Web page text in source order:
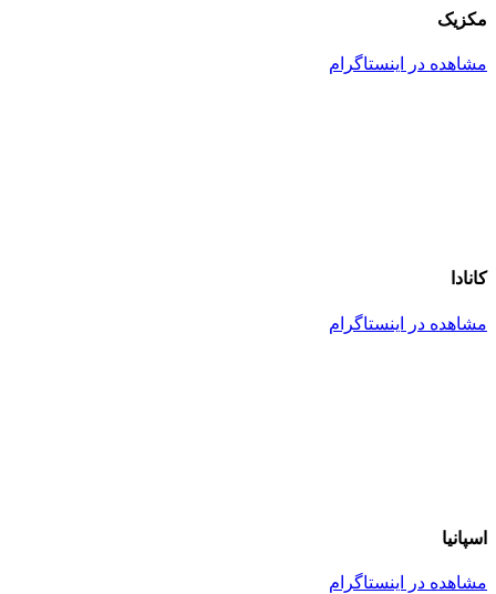
مکزیک
مشاهده در اینستاگرام
کانادا
مشاهده در اینستاگرام
اسپانیا
مشاهده در اینستاگرام